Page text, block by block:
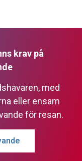
krav på
med
eller ensam
för resan.